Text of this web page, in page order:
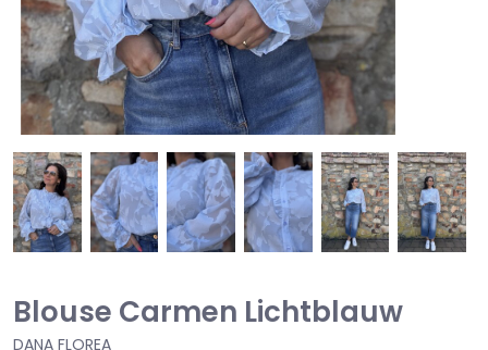
Blouse Carmen Lichtblauw
DANA FLOREA